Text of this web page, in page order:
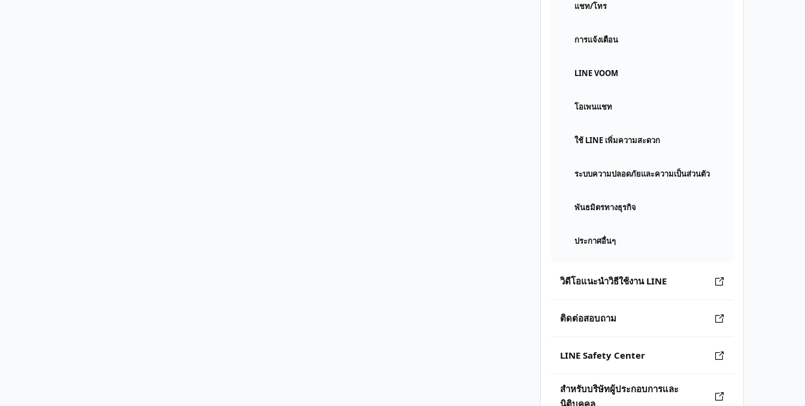
แชท/โทร
การแจ้งเตือน
LINE VOOM
โอเพนแชท
ใช้ LINE เพิ่มความสะดวก
ระบบความปลอดภัยและความเป็นส่วนตัว
พันธมิตรทางธุรกิจ
ประกาศอื่นๆ
วิดีโอแนะนำวิธีใช้งาน LINE
ติดต่อสอบถาม
LINE Safety Center
สำหรับบริษัทผู้ประกอบการและ
นิติบุคคล